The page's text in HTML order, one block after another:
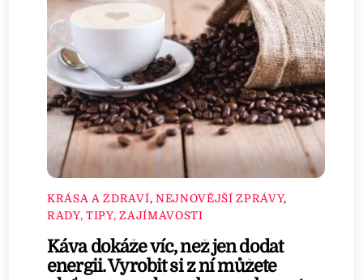
KRÁSA A ZDRAVÍ, NEJNOVĚJŠÍ ZPRÁVY,
RADY, TIPY, ZAJÍMAVOSTI
Káva dokáže víc, než jen dodat
energii. Vyrobit si z ní můžete